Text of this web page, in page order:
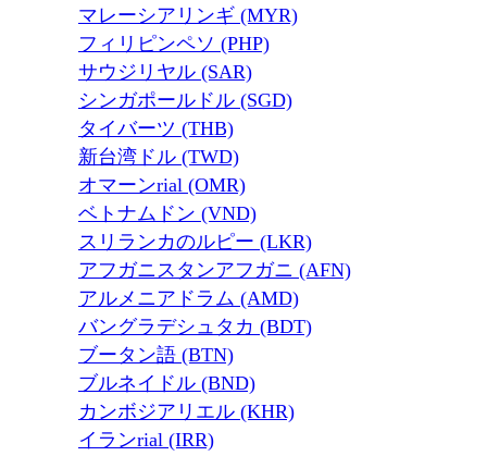
マレーシアリンギ (MYR)
フィリピンペソ (PHP)
サウジリヤル (SAR)
シンガポールドル (SGD)
タイバーツ (THB)
新台湾ドル (TWD)
オマーンrial (OMR)
ベトナムドン (VND)
スリランカのルピー (LKR)
アフガニスタンアフガニ (AFN)
アルメニアドラム (AMD)
バングラデシュタカ (BDT)
ブータン語 (BTN)
ブルネイドル (BND)
カンボジアリエル (KHR)
イランrial (IRR)